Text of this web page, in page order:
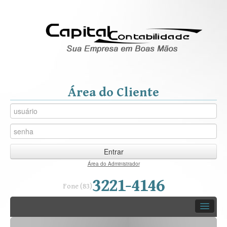
Área do Cliente
Entrar
Área do Administrador
Fone (83)3221-4146